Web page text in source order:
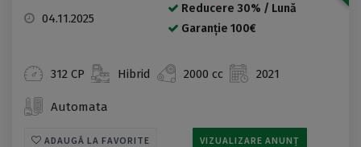
Reducere 30% / Lună
Garanție 100€
04.11.2025
312 CP Hibrid 2000 cc 2021
Automata
ADAUGĂ LA FAVORITE VIZUALIZARE ANUNȚ